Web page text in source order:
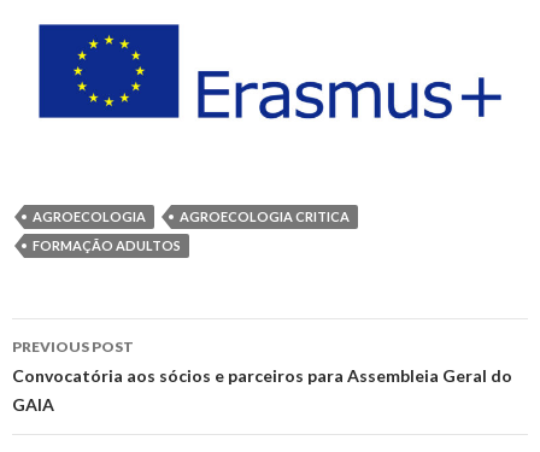
AGROECOLOGIA
AGROECOLOGIA CRITICA
FORMAÇÃO ADULTOS
Post
navigation
PREVIOUS POST
Convocatória aos sócios e parceiros para Assembleia Geral do
GAIA